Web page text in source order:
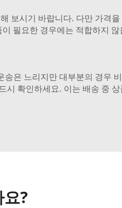
보시기 바랍니다. 다만 가격을
필요한 경우에는 적합하지 않
은 느리지만 대부분의 경우
시 확인하세요. 이는 배송 중 상
?